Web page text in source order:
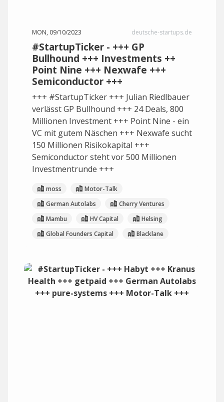
MON, 09/10/2023 deutsche-startups.de
#StartupTicker - +++ GP
Bullhound +++ Investments ++
Point Nine +++ Nexwafe +++
Semiconductor +++
+++ #StartupTicker +++ Julian Riedlbauer
verlässt GP Bullhound +++ 24 Deals, 800
Millionen Investment +++ Point Nine - ein
VC mit gutem Näschen +++ Nexwafe sucht
150 Millionen Risikokapital +++
Semiconductor steht vor 500 Millionen
Investmentrunde +++
moss
Motor-Talk
German Autolabs
Cherry Ventures
Mambu
HV Capital
Helsing
Global Founders Capital
Blacklane